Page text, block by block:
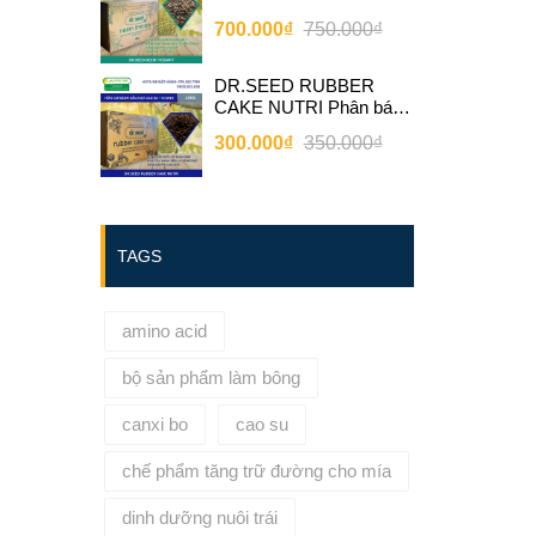
vi sinh
700.000₫ 750.000₫
DR.SEED RUBBER
CAKE NUTRI Phân bánh
sinh
300.000₫ 350.000₫
TAGS
amino acid
bộ sản phẩm làm bông
canxi bo cao su
chế phẩm tăng trữ đường cho mía
dinh dưỡng nuôi trái